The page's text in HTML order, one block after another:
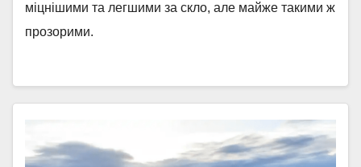
міцнішими та легшими за скло, але майже такими ж
прозорими.